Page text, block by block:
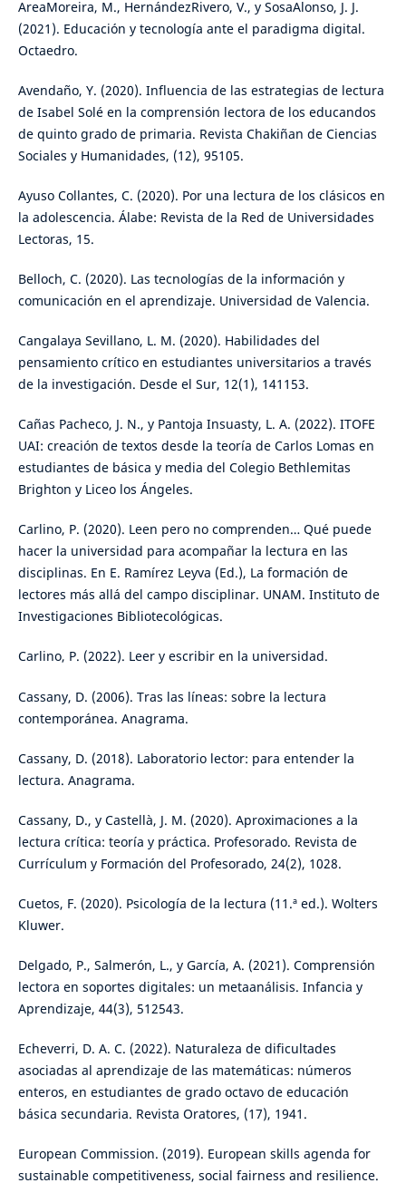
AreaMoreira, M., HernándezRivero, V., y SosaAlonso, J. J.
(2021). Educación y tecnología ante el paradigma digital.
Octaedro.
Avendaño, Y. (2020). Influencia de las estrategias de lectura
de Isabel Solé en la comprensión lectora de los educandos
de quinto grado de primaria. Revista Chakiñan de Ciencias
Sociales y Humanidades, (12), 95105.
Ayuso Collantes, C. (2020). Por una lectura de los clásicos en
la adolescencia. Álabe: Revista de la Red de Universidades
Lectoras, 15.
Belloch, C. (2020). Las tecnologías de la información y
comunicación en el aprendizaje. Universidad de Valencia.
Cangalaya Sevillano, L. M. (2020). Habilidades del
pensamiento crítico en estudiantes universitarios a través
de la investigación. Desde el Sur, 12(1), 141153.
Cañas Pacheco, J. N., y Pantoja Insuasty, L. A. (2022). ITOFE
UAI: creación de textos desde la teoría de Carlos Lomas en
estudiantes de básica y media del Colegio Bethlemitas
Brighton y Liceo los Ángeles.
Carlino, P. (2020). Leen pero no comprenden… Qué puede
hacer la universidad para acompañar la lectura en las
disciplinas. En E. Ramírez Leyva (Ed.), La formación de
lectores más allá del campo disciplinar. UNAM. Instituto de
Investigaciones Bibliotecológicas.
Carlino, P. (2022). Leer y escribir en la universidad.
Cassany, D. (2006). Tras las líneas: sobre la lectura
contemporánea. Anagrama.
Cassany, D. (2018). Laboratorio lector: para entender la
lectura. Anagrama.
Cassany, D., y Castellà, J. M. (2020). Aproximaciones a la
lectura crítica: teoría y práctica. Profesorado. Revista de
Currículum y Formación del Profesorado, 24(2), 1028.
Cuetos, F. (2020). Psicología de la lectura (11.ª ed.). Wolters
Kluwer.
Delgado, P., Salmerón, L., y García, A. (2021). Comprensión
lectora en soportes digitales: un metaanálisis. Infancia y
Aprendizaje, 44(3), 512543.
Echeverri, D. A. C. (2022). Naturaleza de dificultades
asociadas al aprendizaje de las matemáticas: números
enteros, en estudiantes de grado octavo de educación
básica secundaria. Revista Oratores, (17), 1941.
European Commission. (2019). European skills agenda for
sustainable competitiveness, social fairness and resilience.